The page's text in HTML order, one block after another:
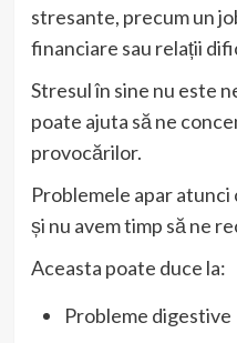
stresante, precum un
financiare sau relații
Stresul în sine nu este
poate ajuta să ne
provocărilor.
Problemele apar
și nu avem timp să ne
Aceasta poate duce la:
Probleme digestive